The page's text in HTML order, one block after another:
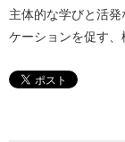
主体的な学びと活発
ケーションを促す、